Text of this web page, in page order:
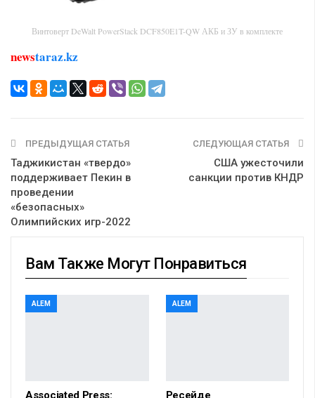
Винтоверт DeWalt PowerStack DCF850E1T-QW АКБ и ЗУ в комплекте
newstaraz.kz
ПРЕДЫДУЩАЯ СТАТЬЯ
Таджикистан «твердо»
поддерживает Пекин в
проведении
«безопасных»
Олимпийских игр-2022
СЛЕДУЮЩАЯ СТАТЬЯ
США ужесточили
санкции против КНДР
Вам Также Могут Понравиться
ALEM
Associated Press:
ALEM
Ресейде